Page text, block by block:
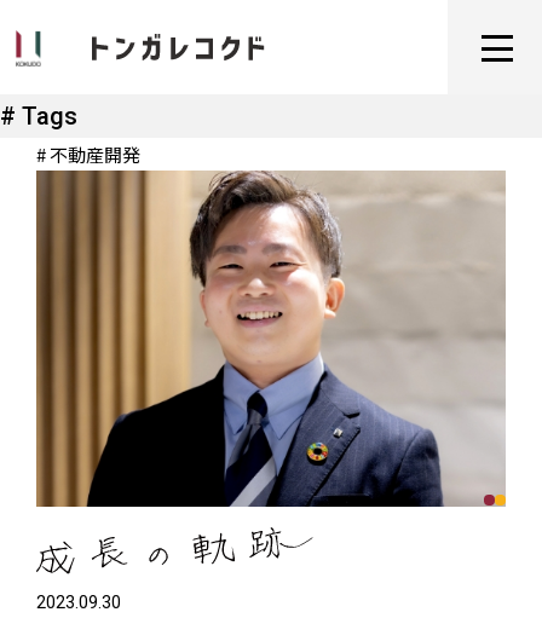
# Tags
# 不動産開発
2023.09.30